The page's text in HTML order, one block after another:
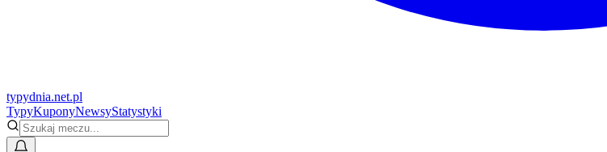
typydnia.net.pl
TypyKuponyNewsyStatystyki